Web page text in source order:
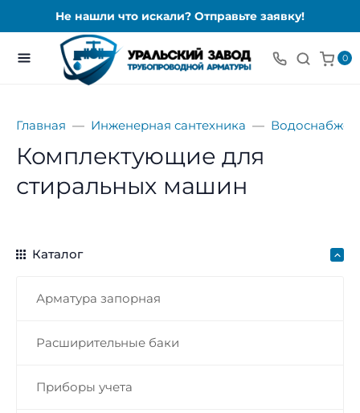
Не нашли что искали? Отправьте заявку!
0
Главная Инженерная сантехника
Комплектующие для
стиральных машин
Каталог
Арматура запорная
Расширительные баки
Приборы учета